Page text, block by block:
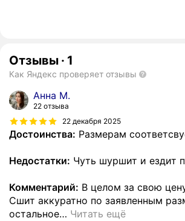
Отзывы · 1
Как Яндекс проверяет отзывы
Анна М.
22 отзыва
22 декабря 2025
Достоинства: Размерам
Недостатки: Чуть шуршит и ездит
Комментарий: В целом за свою
Сшит аккуратно по заявленным
остальное… Читать ещё